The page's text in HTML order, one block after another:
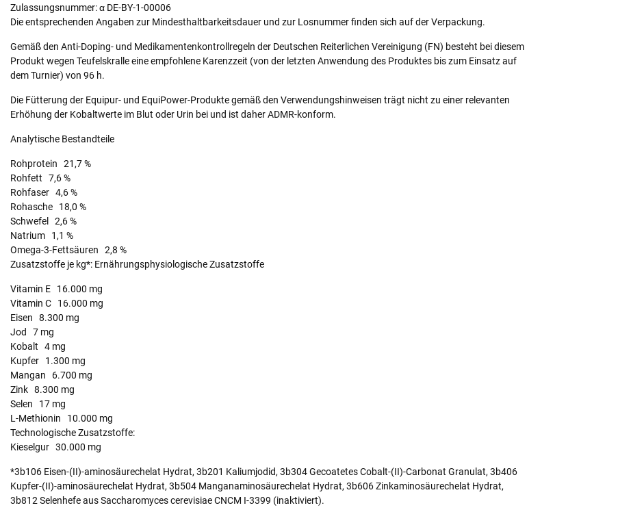
Zulassungsnummer: α DE-BY-1-00006
Die entsprechenden Angaben zur Mindesthaltbarkeitsdauer und zur Losnummer finden sich auf der Verpackung.
Gemäß den Anti-Doping- und Medikamentenkontrollregeln der Deutschen Reiterlichen Vereinigung (FN) besteht bei diesem
Produkt wegen Teufelskralle eine empfohlene Karenzzeit (von der letzten Anwendung des Produktes bis zum Einsatz auf
dem Turnier) von 96 h.
Die Fütterung der Equipur- und EquiPower-Produkte gemäß den Verwendungshinweisen trägt nicht zu einer relevanten
Erhöhung der Kobaltwerte im Blut oder Urin bei und ist daher ADMR-konform.
Analytische Bestandteile
Rohprotein 21,7 %
Rohfett 7,6 %
Rohfaser 4,6 %
Rohasche 18,0 %
Schwefel 2,6 %
Natrium 1,1 %
Omega-3-Fettsäuren 2,8 %
Zusatzstoffe je kg*: Ernährungsphysiologische Zusatzstoffe
Vitamin E 16.000 mg
Vitamin C 16.000 mg
Eisen 8.300 mg
Jod 7 mg
Kobalt 4 mg
Kupfer 1.300 mg
Mangan 6.700 mg
Zink 8.300 mg
Selen 17 mg
L-Methionin 10.000 mg
Technologische Zusatzstoffe:
Kieselgur 30.000 mg
*3b106 Eisen-(II)-aminosäurechelat Hydrat, 3b201 Kaliumjodid, 3b304 Gecoatetes Cobalt-(II)-Carbonat Granulat, 3b406
Kupfer-(II)-aminosäurechelat Hydrat, 3b504 Manganaminosäurechelat Hydrat, 3b606 Zinkaminosäurechelat Hydrat,
3b812 Selenhefe aus Saccharomyces cerevisiae CNCM I-3399 (inaktiviert).